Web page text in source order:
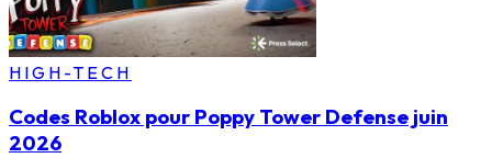
HIGH-TECH
Codes Roblox pour Poppy Tower Defense juin
2026